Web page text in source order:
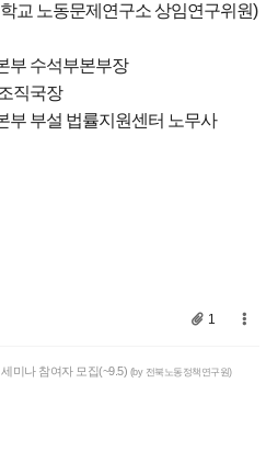
교 노동문제연구소 상임연구위원)
부 수석부본부장
직국장
부 부설 법률지원센터 노무사
1
미나 참여자 모집(~9.5) (by 전북노동정책연구원)